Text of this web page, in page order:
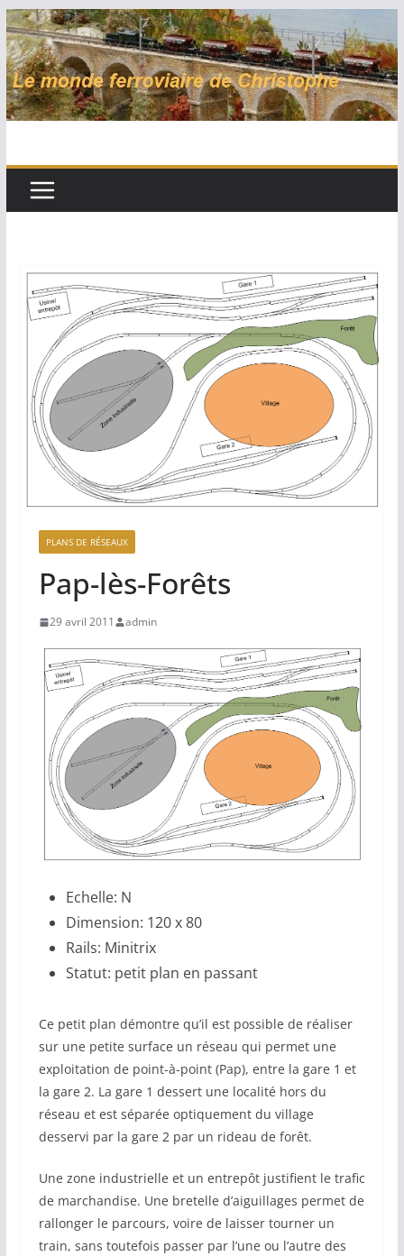
Passer
au
contenu
PLANS DE RÉSEAUX
Pap-lès-Forêts
29 avril 2011 admin
Echelle: N
Dimension: 120 x 80
Rails: Minitrix
Statut: petit plan en passant
Ce petit plan démontre qu’il est possible de réaliser
sur une petite surface un réseau qui permet une
exploitation de point-à-point (Pap), entre la gare 1 et
la gare 2. La gare 1 dessert une localité hors du
réseau et est séparée optiquement du village
desservi par la gare 2 par un rideau de forêt.
Une zone industrielle et un entrepôt justifient le trafic
de marchandise. Une bretelle d’aiguillages permet de
rallonger le parcours, voire de laisser tourner un
train, sans toutefois passer par l’une ou l’autre des